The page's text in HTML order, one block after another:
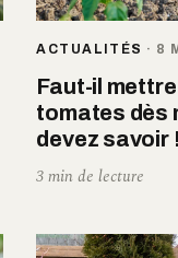
ACTUALITÉS · 8
Faut-il
tomates dès
devez savoir !
3 min de lecture